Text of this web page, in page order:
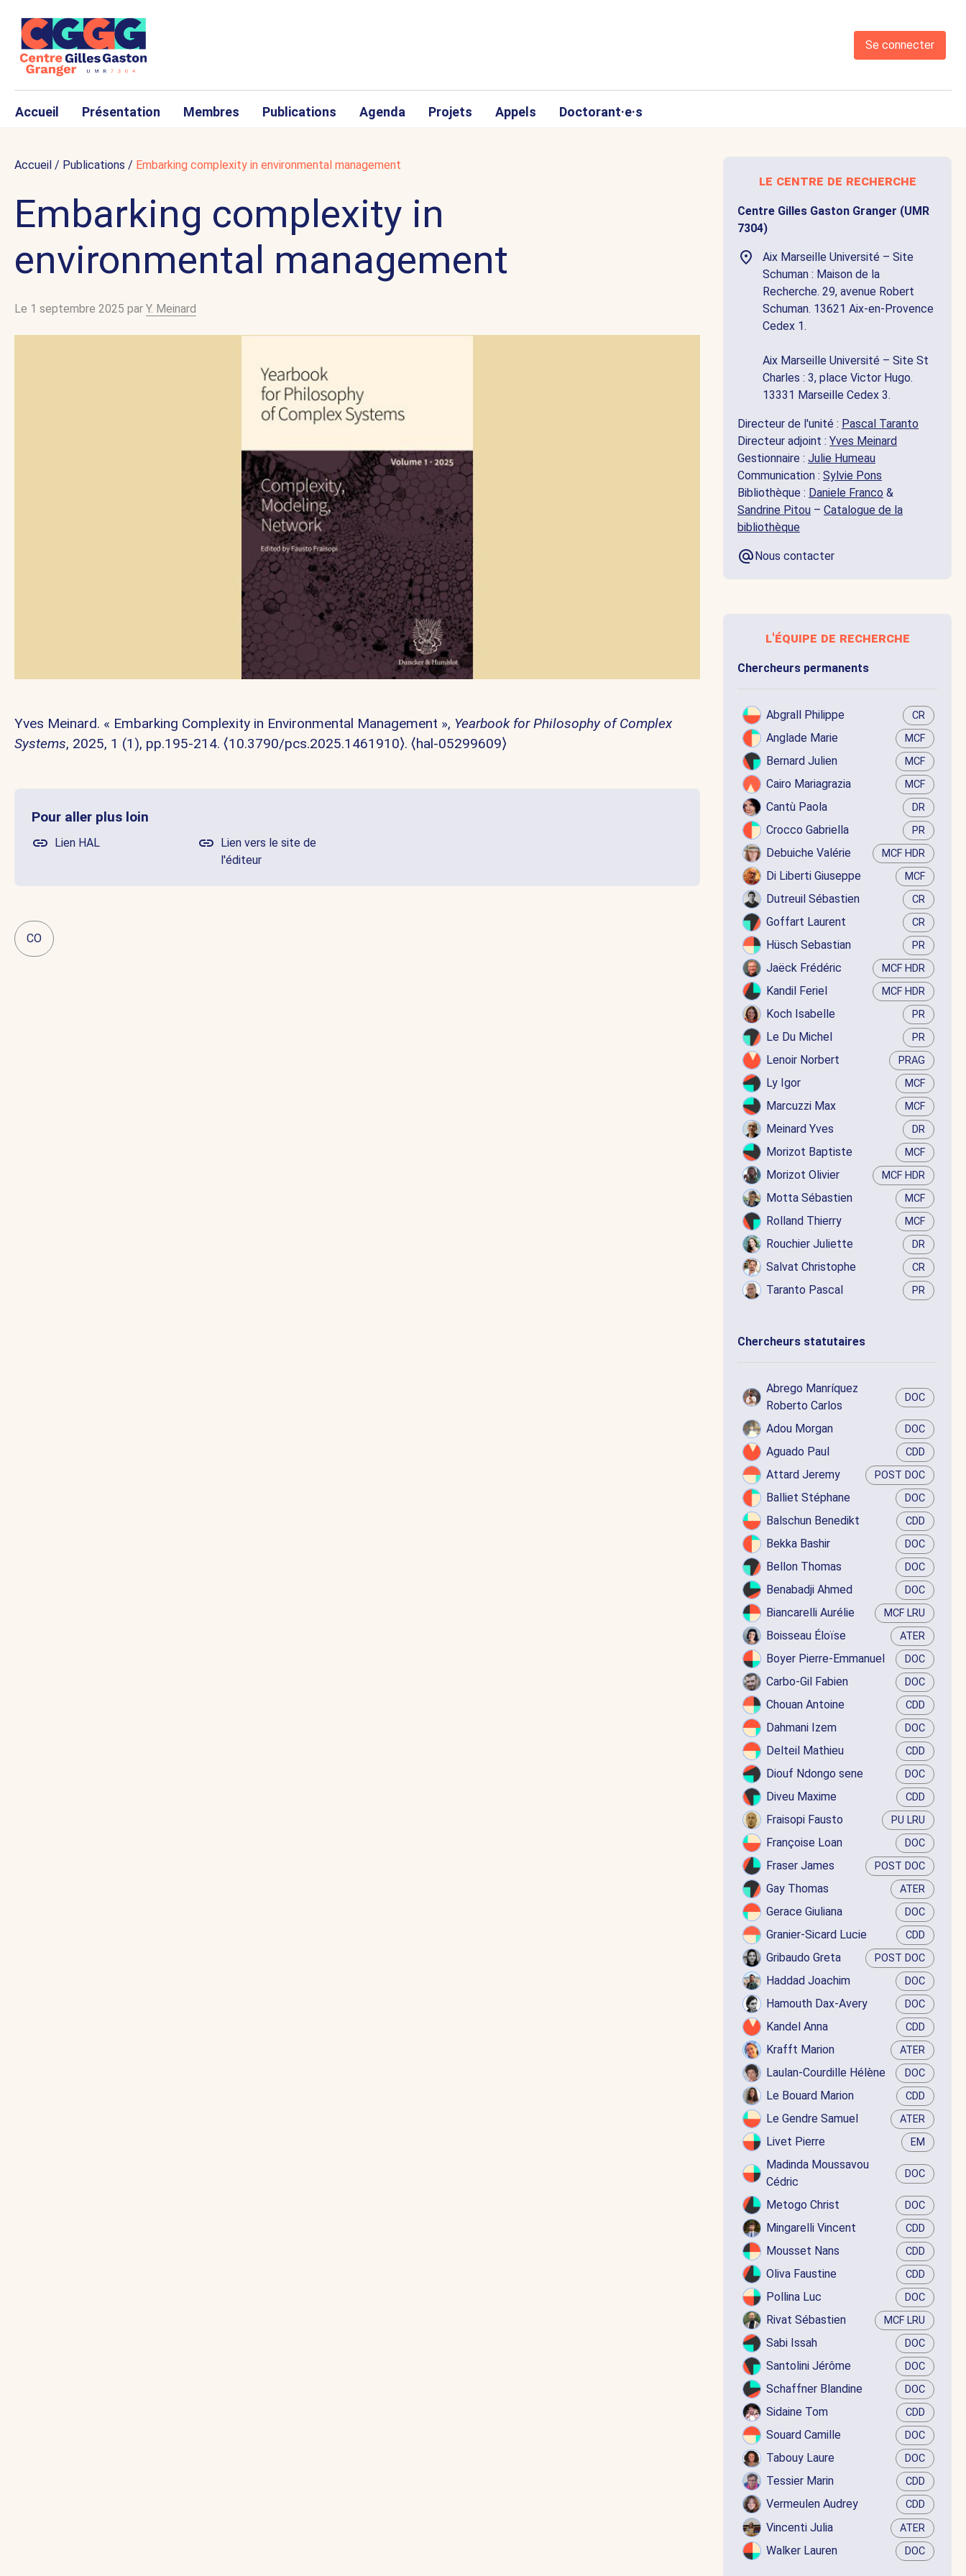
Se connecter
Accueil Présentation Membres Publications Agenda Projets Appels Doctorant·e·s
Accueil / Publications / Embarking complexity in environmental management
Embarking complexity in
environmental management
Le 1 septembre 2025 par Y. Meinard
Yves Meinard. « Embarking Complexity in Environmental Management », Yearbook for Philosophy of Complex
Systems, 2025, 1 (1), pp.195-214. ⟨10.3790/pcs.2025.1461910⟩. ⟨hal-05299609⟩
Pour aller plus loin
Lien HAL
Lien vers le site de
l'éditeur
CO
le centre de recherche
Centre Gilles Gaston Granger (UMR
7304)
Aix Marseille Université – Site
Schuman : Maison de la
Recherche. 29, avenue Robert
Schuman. 13621 Aix-en-Provence
Cedex 1.
Aix Marseille Université – Site St
Charles : 3, place Victor Hugo.
13331 Marseille Cedex 3.
Directeur de l'unité : Pascal Taranto
Directeur adjoint : Yves Meinard
Gestionnaire : Julie Humeau
Communication : Sylvie Pons
Bibliothèque : Daniele Franco &
Sandrine Pitou – Catalogue de la
bibliothèque
Nous contacter
l'équipe de recherche
Chercheurs permanents
Abgrall Philippe CR
Anglade Marie MCF
Bernard Julien MCF
Cairo Mariagrazia MCF
Cantù Paola DR
Crocco Gabriella PR
Debuiche Valérie MCF HDR
Di Liberti Giuseppe MCF
Dutreuil Sébastien CR
Goffart Laurent CR
Hüsch Sebastian PR
Jaëck Frédéric MCF HDR
Kandil Feriel MCF HDR
Koch Isabelle PR
Le Du Michel PR
Lenoir Norbert PRAG
Ly Igor MCF
Marcuzzi Max MCF
Meinard Yves DR
Morizot Baptiste MCF
Morizot Olivier MCF HDR
Motta Sébastien MCF
Rolland Thierry MCF
Rouchier Juliette DR
Salvat Christophe CR
Taranto Pascal PR
Chercheurs statutaires
Abrego Manríquez
Roberto Carlos
DOC
Adou Morgan DOC
Aguado Paul CDD
Attard Jeremy POST DOC
Balliet Stéphane DOC
Balschun Benedikt CDD
Bekka Bashir DOC
Bellon Thomas DOC
Benabadji Ahmed DOC
Biancarelli Aurélie MCF LRU
Boisseau Éloïse ATER
Boyer Pierre-Emmanuel DOC
Carbo-Gil Fabien DOC
Chouan Antoine CDD
Dahmani Izem DOC
Delteil Mathieu CDD
Diouf Ndongo sene DOC
Diveu Maxime CDD
Fraisopi Fausto PU LRU
Françoise Loan DOC
Fraser James POST DOC
Gay Thomas ATER
Gerace Giuliana DOC
Granier-Sicard Lucie CDD
Gribaudo Greta POST DOC
Haddad Joachim DOC
Hamouth Dax-Avery DOC
Kandel Anna CDD
Krafft Marion ATER
Laulan-Courdille Hélène DOC
Le Bouard Marion CDD
Le Gendre Samuel ATER
Livet Pierre EM
Madinda Moussavou
Cédric
DOC
Metogo Christ DOC
Mingarelli Vincent CDD
Mousset Nans CDD
Oliva Faustine CDD
Pollina Luc DOC
Rivat Sébastien MCF LRU
Sabi Issah DOC
Santolini Jérôme DOC
Schaffner Blandine DOC
Sidaine Tom CDD
Souard Camille DOC
Tabouy Laure DOC
Tessier Marin CDD
Vermeulen Audrey CDD
Vincenti Julia ATER
Walker Lauren DOC